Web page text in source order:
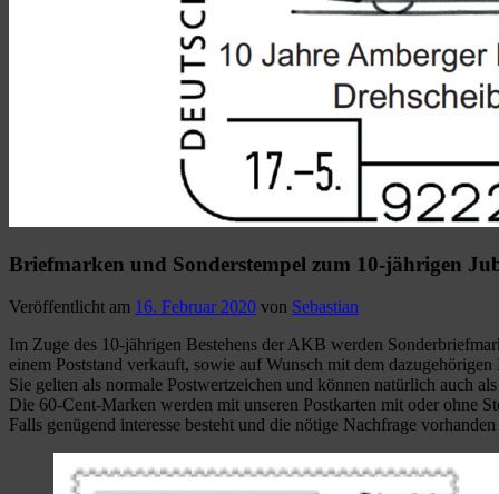
Briefmarken und Sonderstempel zum 10-jährigen
Veröffentlicht am 16. Februar 2020 von Sebastian
Im Zuge des 10-jährigen Bestehens der AKB werden
einem Poststand verkauft, sowie auf Wunsch mit dem
Sie gelten als normale Postwertzeichen und können natürlich auch
Die 60-Cent-Marken werden mit unseren Postkarten mit oder ohne
Falls genügend interesse besteht und die nötige Nachfrage